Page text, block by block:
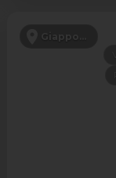
Giappone